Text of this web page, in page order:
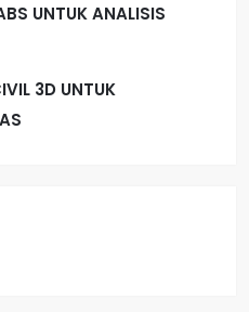
UNTUK ANALISIS
3D UNTUK